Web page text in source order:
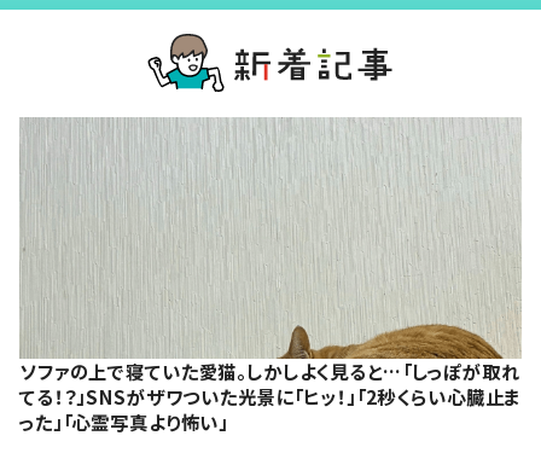
ソファの上で寝ていた愛猫。しかしよく見ると…「しっぽが取れ
てる！？」SNSがザワついた光景に「ヒッ！」「2秒くらい心臓止ま
った」「心霊写真より怖い」